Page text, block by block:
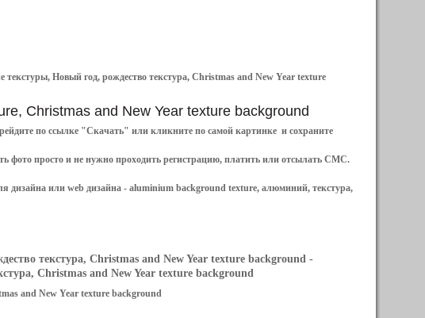
текстуры, Новый год, рождество текстура, Christmas and New Year texture
Christmas and New Year texture background
по ссылке "Скачать" или кликните по самой картинке и сохраните
фото просто и не нужно проходить регистрацию, платить или отсылать СМС.
дизайна или web дизайна - aluminium background texture, алюминий, текстура,
текстура, Christmas and New Year texture background -
Christmas and New Year texture background
and New Year texture background